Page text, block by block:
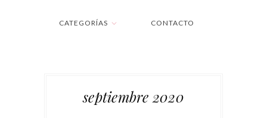
CATEGORÍAS CONTACTO
septiembre 2020